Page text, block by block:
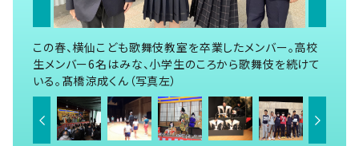
この春、横仙こども歌舞伎教室を卒業したメンバー。高校
生メンバー6名はみな、小学生のころから歌舞伎を続けて
いる。髙橋涼成くん（写真左）